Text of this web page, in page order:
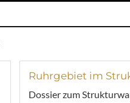
Ruhrgebiet im
Dossier zum